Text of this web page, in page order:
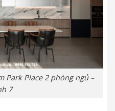
Park Place 2 phòng ngủ –
7